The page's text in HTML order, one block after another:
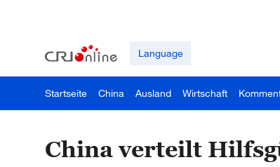
Language
Startseite China Ausland Wirtschaft
China verteilt